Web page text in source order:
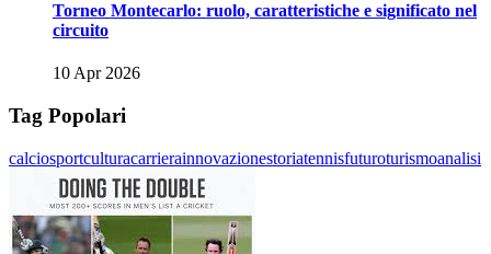
Torneo Montecarlo: ruolo, caratteristiche e significato nel
circuito
10 Apr 2026
Tag Popolari
calciosportculturacarrierainnovazionestoriatennisfuturoturismoanalisi